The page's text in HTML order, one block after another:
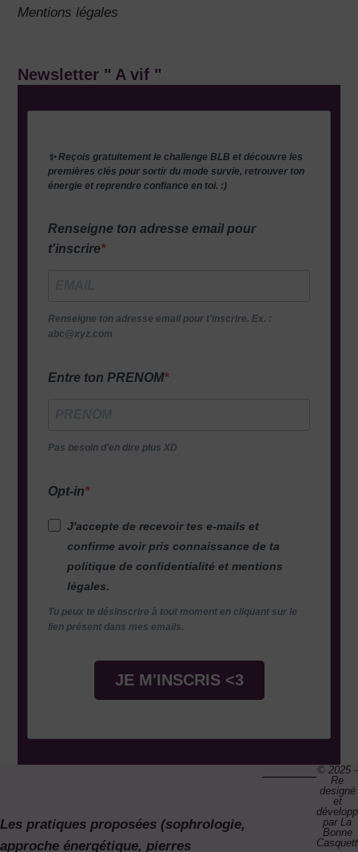
Mentions légales
Newsletter " A vif "
✨ Reçois gratuitement le challenge BLB et découvre les
premières clés pour sortir du mode survie, retrouver ton
énergie et reprendre confiance en toi. :)
Renseigne ton adresse email pour
t'inscrire
Renseigne ton adresse email pour t'inscrire. Ex. :
abc@xyz.com
Entre ton PRENOM
Pas besoin d'en dire plus XD
Opt-in
J'accepte de recevoir tes e-mails et
confirme avoir pris connaissance de ta
politique de confidentialité et mentions
légales.
Tu peux te désinscrire à tout moment en cliquant sur le
lien présent dans mes emails.
JE M'INSCRIS <3
Les pratiques proposées (sophrologie,
approche énergétique, pierres
© 2025 -
Re
designé
et
par La
Bonne